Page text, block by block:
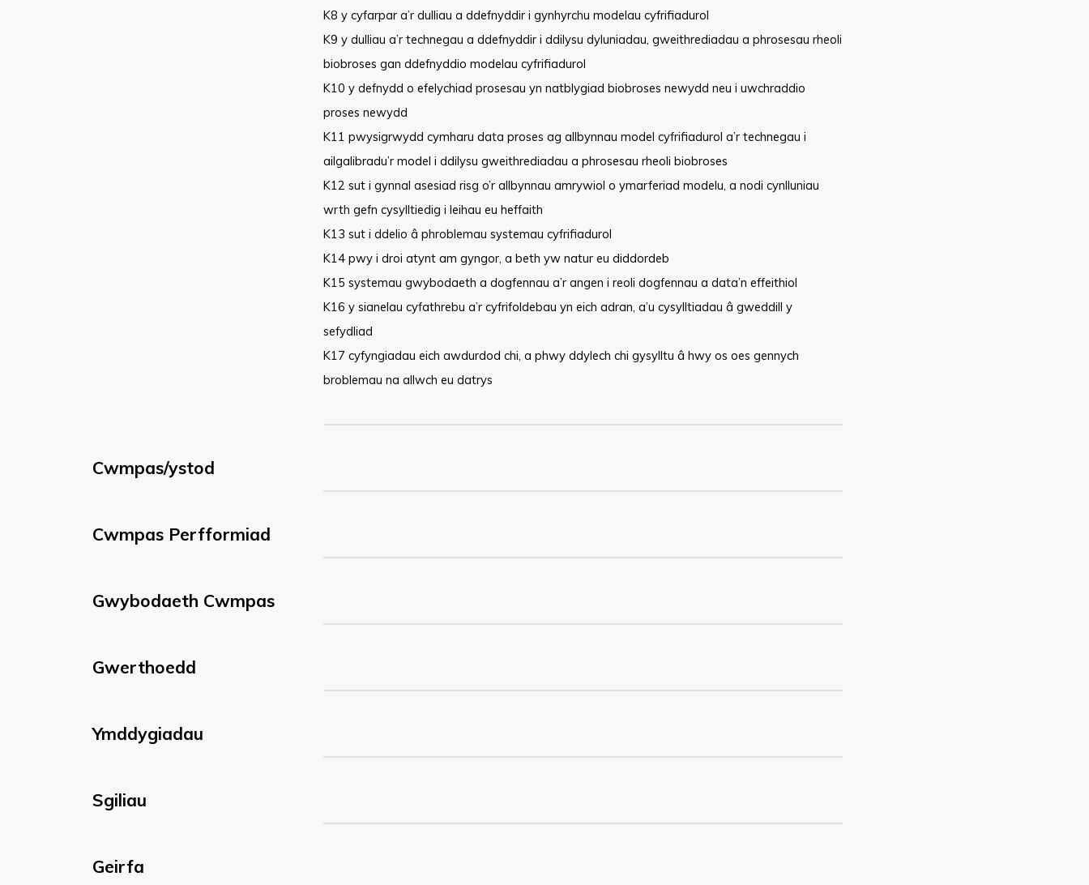
K8 y cyfarpar a’r dulliau a ddefnyddir i gynhyrchu modelau cyfrifiadurol
K9 y dulliau a’r technegau a ddefnyddir i ddilysu dyluniadau, gweithrediadau a phrosesau rheoli
biobroses gan ddefnyddio modelau cyfrifiadurol
K10 y defnydd o efelychiad prosesau yn natblygiad biobroses newydd neu i uwchraddio
proses newydd
K11 pwysigrwydd cymharu data proses ag allbynnau model cyfrifiadurol a’r technegau i
ailgalibradu’r model i ddilysu gweithrediadau a phrosesau rheoli biobroses
K12 sut i gynnal asesiad risg o’r allbynnau amrywiol o ymarferiad modelu, a nodi cynlluniau
wrth gefn cysylltiedig i leihau eu heffaith
K13 sut i ddelio â phroblemau systemau cyfrifiadurol
K14 pwy i droi atynt am gyngor, a beth yw natur eu diddordeb
K15 systemau gwybodaeth a dogfennau a’r angen i reoli dogfennau a data’n effeithiol
K16 y sianelau cyfathrebu a’r cyfrifoldebau yn eich adran, a’u cysylltiadau â gweddill y
sefydliad
K17 cyfyngiadau eich awdurdod chi, a phwy ddylech chi gysylltu â hwy os oes gennych
broblemau na allwch eu datrys
Cwmpas/ystod
Cwmpas Perfformiad
Gwybodaeth Cwmpas
Gwerthoedd
Ymddygiadau
Sgiliau
Geirfa